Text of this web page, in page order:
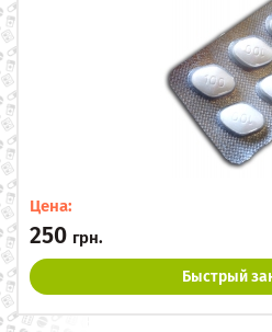
Цена:
250 грн.
Быстрый